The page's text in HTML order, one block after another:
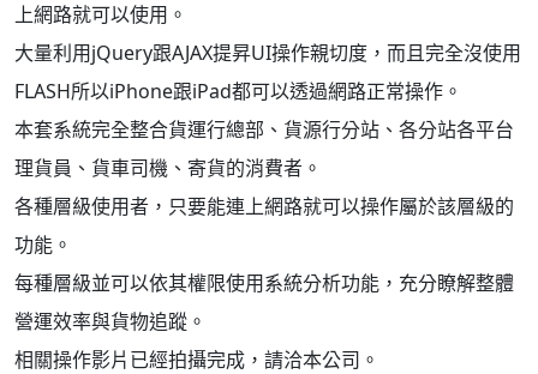
上網路就可以使用。
大量利用jQuery跟AJAX提昇UI操作親切度，而且完全沒使用
FLASH所以iPhone跟iPad都可以透過網路正常操作。
本套系統完全整合貨運行總部、貨源行分站、各分站各平台
理貨員、貨車司機、寄貨的消費者。
各種層級使用者，只要能連上網路就可以操作屬於該層級的
功能。
每種層級並可以依其權限使用系統分析功能，充分瞭解整體
營運效率與貨物追蹤。
相關操作影片已經拍攝完成，請洽本公司。